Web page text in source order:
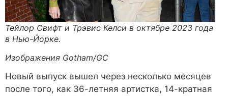
Тейлор Свифт и Трэвис Келси в октябре 2023 года
в Нью-Йорке.
Изображения Gotham/GC
Новый выпуск вышел через несколько месяцев
после того, как 36-летняя артистка, 14-кратная